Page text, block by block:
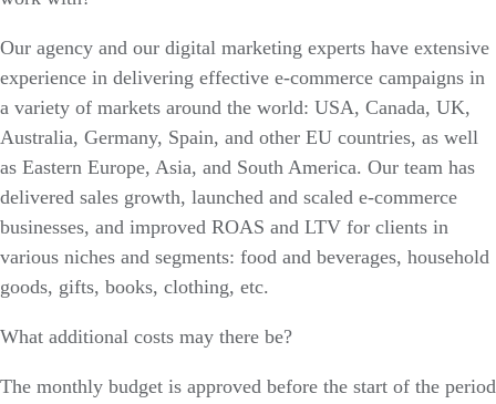
Our agency and our digital marketing experts have extensive
experience in delivering effective e-commerce campaigns in
a variety of markets around the world: USA, Canada, UK,
Australia, Germany, Spain, and other EU countries, as well
as Eastern Europe, Asia, and South America. Our team has
delivered sales growth, launched and scaled e-commerce
businesses, and improved ROAS and LTV for clients in
various niches and segments: food and beverages, household
goods, gifts, books, clothing, etc.
What additional costs may there be?
The monthly budget is approved before the start of the period